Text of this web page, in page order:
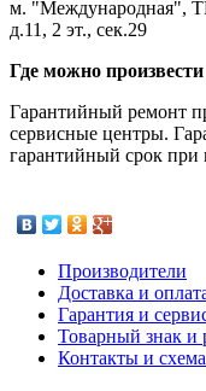
м. "Международная",
д.11, 2 эт., сек.29
Где можно
Гарантийный ремонт
сервисные центры.
гарантийный срок при
Производители
Доставка и
Гарантия и
Товарный знак и
Контакты и